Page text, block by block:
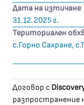
Дата на изтичане
31.12.2025 г.
Териториален
с.Горно Сахране,
Договор с
разпространение